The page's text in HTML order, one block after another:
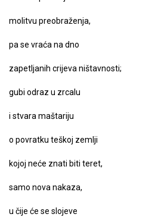
molitvu preobraženja,
pa se vraća na dno
zapetljanih crijeva ništavnosti;
gubi odraz u zrcalu
i stvara maštariju
o povratku teškoj zemlji
kojoj neće znati biti teret,
samo nova nakaza,
u čije će se slojeve